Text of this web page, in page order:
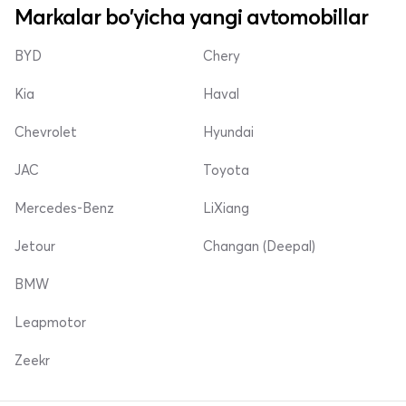
Markalar bo'yicha yangi avtomobillar
BYD
Kia
Chevrolet
Chery
Haval
Hyundai
JAC
Mercedes-Benz
Jetour
Toyota
LiXiang
Changan (Deepal)
BMW
Leapmotor
Zeekr